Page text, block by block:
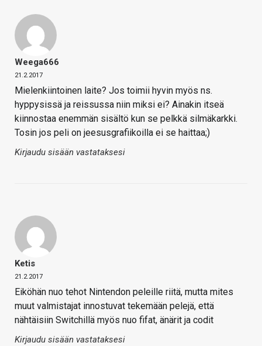
Weega666
21.2.2017
Mielenkiintoinen laite? Jos toimii hyvin myös ns.
hyppysissä ja reissussa niin miksi ei? Ainakin itseä
kiinnostaa enemmän sisältö kun se pelkkä silmäkarkki.
Tosin jos peli on jeesusgrafiikoilla ei se haittaa;)
Kirjaudu sisään vastataksesi
Ketis
21.2.2017
Eiköhän nuo tehot Nintendon peleille riitä, mutta mites
muut valmistajat innostuvat tekemään pelejä, että
nähtäisiin Switchillä myös nuo fifat, änärit ja codit
Kirjaudu sisään vastataksesi